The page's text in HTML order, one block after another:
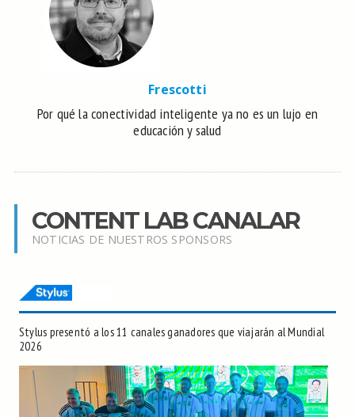
Frescotti
Por qué la conectividad inteligente ya no es un lujo en
educación y salud
CONTENT LAB CANALAR
NOTICIAS DE NUESTROS SPONSORS
Stylus presentó a los 11 canales ganadores que viajarán al Mundial
2026